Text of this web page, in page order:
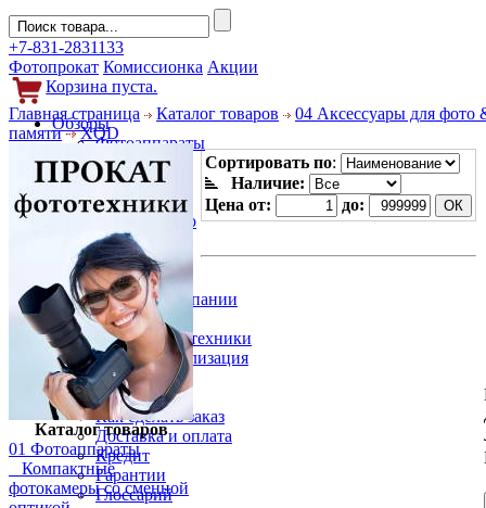
+7-831-2831133
Фотопрокат Комиссионка Акции
Корзина пуста.
Обзоры
Фотоаппараты
Объективы
Фильтры
Новости
Фото и видео
Гаджеты
Аксессуары
Слухи
Новости компании
Услуги
Прокат фототехники
Выкуп и реализация
Покупателям
Акции
Как сделать заказ
Доставка и оплата
Кредит
Гарантии
Глоссарий
Главная страница Каталог товаров
04 Аксессуары для фото
памяти
XQD
Каталог товаров
01 Фотоаппараты
Компактные
фотокамеры со сменной
Сортировать по:
Наличие:
Цена от:
до: